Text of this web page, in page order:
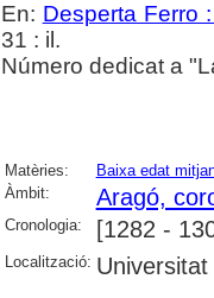
En: Desperta Ferro
31 : il.
Número dedicat a
Matèries: Baixa edat
Àmbit:
Aragó,
Cronologia: [1282 -
Localització: